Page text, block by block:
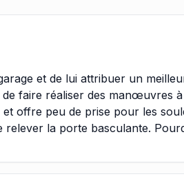
et de lui attribuer un
faire réaliser des manœuvres
offre peu de prise pour les
la porte basculante.
vous, grâce à des moteurs
et unique action simple, à